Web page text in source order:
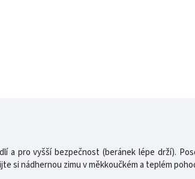
a pro vyšší bezpečnost (beránek lépe drží).
si nádhernou zimu v měkkoučkém a teplém